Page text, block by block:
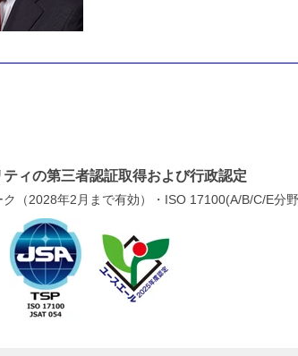
ィの第三者認証取得および行政認定
（2028年2月まで有効）・ISO 17100(A/B/C/E分